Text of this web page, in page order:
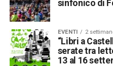
sinfonico di
EVENTI 2
“Libri a
serate tra
13 al 16